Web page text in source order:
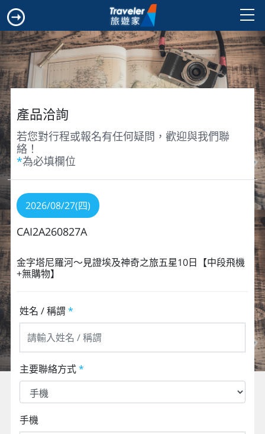
產品洽詢
若您對行程或報名有任何疑問，歡迎與我們聯
絡！
*為必填欄位
2026/08/27(四)
CAI2A260827A
金字塔尼羅河～見證埃及神奇之旅五星10日【中段飛機
+無購物】
姓名 / 稱謂 *
主要聯絡方式*
手機